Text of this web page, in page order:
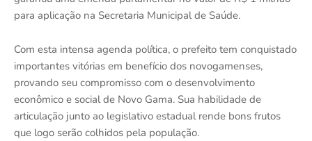
para aplicação na Secretaria Municipal de Saúde.
Com esta intensa agenda política, o prefeito tem conquistado
importantes vitórias em benefício dos novogamenses,
provando seu compromisso com o desenvolvimento
econômico e social de Novo Gama. Sua habilidade de
articulação junto ao legislativo estadual rende bons frutos
que logo serão colhidos pela população.